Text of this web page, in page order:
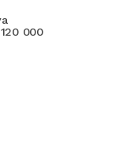
000